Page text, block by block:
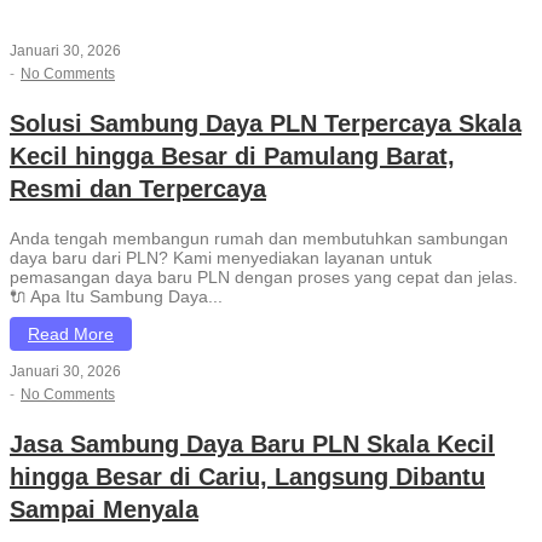
Januari 30, 2026
- No Comments
Solusi Sambung Daya PLN Terpercaya Skala
Kecil hingga Besar di Pamulang Barat,
Resmi dan Terpercaya
Anda tengah membangun rumah dan membutuhkan sambungan
daya baru dari PLN? Kami menyediakan layanan untuk
pemasangan daya baru PLN dengan proses yang cepat dan jelas.
🔌 Apa Itu Sambung Daya...
Read More
Januari 30, 2026
- No Comments
Jasa Sambung Daya Baru PLN Skala Kecil
hingga Besar di Cariu, Langsung Dibantu
Sampai Menyala